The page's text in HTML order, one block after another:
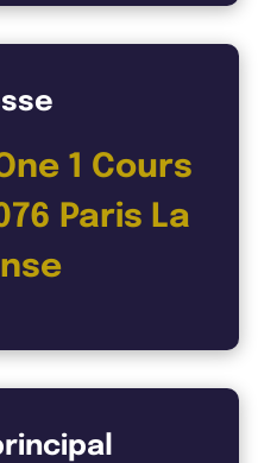
1 Cours
Paris La